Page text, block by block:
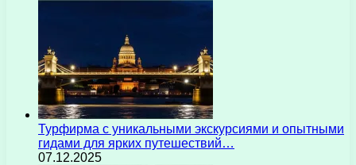
Турфирма с уникальными экскурсиями и опытными
гидами для ярких путешествий…
07.12.2025